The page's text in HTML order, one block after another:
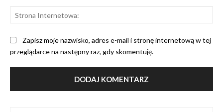
Zapisz moje nazwisko, adres e-mail i stronę internetową w tej
przeglądarce na następny raz, gdy skomentuję.